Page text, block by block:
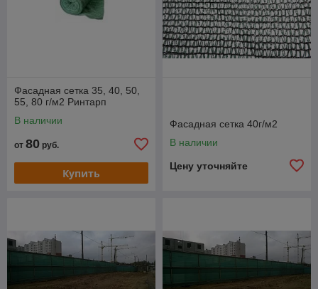
Фасадная сетка 35, 40, 50,
55, 80 г/м2 Ринтарп
В наличии
от 80 руб.
Купить
Фасадная сетка 40г/м2
В наличии
Цену уточняйте